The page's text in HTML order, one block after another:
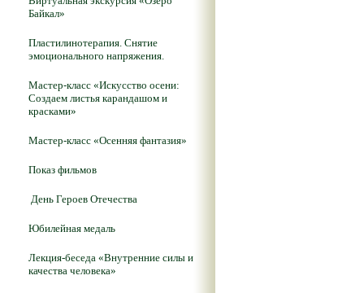
Байкал»
Пластилинотерапия. Снятие
эмоционального напряжения.
Мастер-класс «Искусство осени:
Создаем листья карандашом и
красками»
Мастер-класс «Осенняя фантазия»
Показ фильмов
День Героев Отечества
Юбилейная медаль
Лекция-беседа «Внутренние силы и
качества человека»